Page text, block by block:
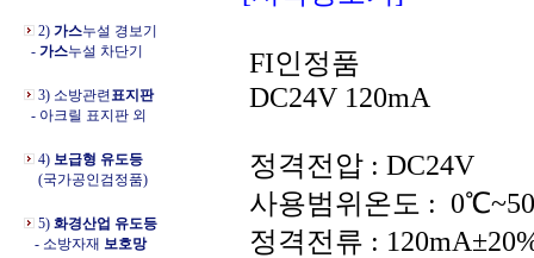
2) 가스누설 경보기
- 가스누설 차단기
3) 소방관련 표지판
- 아크릴 표지판 외
4) 보급형 유도등
(국가공인검정품)
5) 화경산업 유도등
- 소방자재 보호망
FI인정품
DC24V 120mA
정격전압 : DC24V
사용범위온도 :
정격전류 :